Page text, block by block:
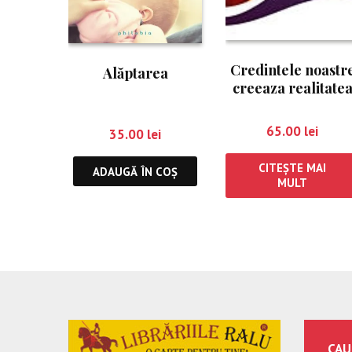
Alăptarea
35.00 lei
ADAUGĂ ÎN COȘ
Credintele
creeaza realitatea
65.00 lei
CITEȘTE MAI
MULT